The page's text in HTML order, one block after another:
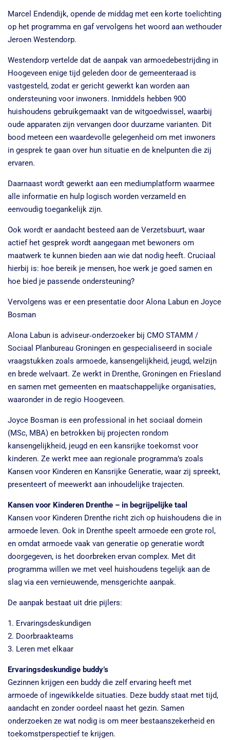
Marcel Endendijk, opende de middag met een korte toelichting
op het programma en gaf vervolgens het woord aan wethouder
Jeroen Westendorp.
Westendorp vertelde dat de aanpak van armoedebestrijding in
Hoogeveen enige tijd geleden door de gemeenteraad is
vastgesteld, zodat er gericht gewerkt kan worden aan
ondersteuning voor inwoners. Inmiddels hebben 900
huishoudens gebruikgemaakt van de witgoedwissel, waarbij
oude apparaten zijn vervangen door duurzame varianten. Dit
bood meteen een waardevolle gelegenheid om met inwoners
in gesprek te gaan over hun situatie en de knelpunten die zij
ervaren.
Daarnaast wordt gewerkt aan een mediumplatform waarmee
alle informatie en hulp logisch worden verzameld en
eenvoudig toegankelijk zijn.
Ook wordt er aandacht besteed aan de Verzetsbuurt, waar
actief het gesprek wordt aangegaan met bewoners om
maatwerk te kunnen bieden aan wie dat nodig heeft. Cruciaal
hierbij is: hoe bereik je mensen, hoe werk je goed samen en
hoe bied je passende ondersteuning?
Vervolgens was er een presentatie door Alona Labun en Joyce
Bosman
Alona Labun is adviseur‑onderzoeker bij CMO STAMM /
Sociaal Planbureau Groningen en gespecialiseerd in sociale
vraagstukken zoals armoede, kansengelijkheid, jeugd, welzijn
en brede welvaart. Ze werkt in Drenthe, Groningen en Friesland
en samen met gemeenten en maatschappelijke organisaties,
waaronder in de regio Hoogeveen.
Joyce Bosman is een professional in het sociaal domein
(MSc, MBA) en betrokken bij projecten rondom
kansengelijkheid, jeugd en een kansrijke toekomst voor
kinderen. Ze werkt mee aan regionale programma’s zoals
Kansen voor Kinderen en Kansrijke Generatie, waar zij spreekt,
presenteert of meewerkt aan inhoudelijke trajecten.
Kansen voor Kinderen Drenthe – in begrijpelijke taal
Kansen voor Kinderen Drenthe richt zich op huishoudens die in
armoede leven. Ook in Drenthe speelt armoede een grote rol,
en omdat armoede vaak van generatie op generatie wordt
doorgegeven, is het doorbreken ervan complex. Met dit
programma willen we met veel huishoudens tegelijk aan de
slag via een vernieuwende, mensgerichte aanpak.
De aanpak bestaat uit drie pijlers:
1. Ervaringsdeskundigen
2. Doorbraakteams
3. Leren met elkaar
Ervaringsdeskundige buddy’s
Gezinnen krijgen een buddy die zelf ervaring heeft met
armoede of ingewikkelde situaties. Deze buddy staat met tijd,
aandacht en zonder oordeel naast het gezin. Samen
onderzoeken ze wat nodig is om meer bestaanszekerheid en
toekomstperspectief te krijgen.